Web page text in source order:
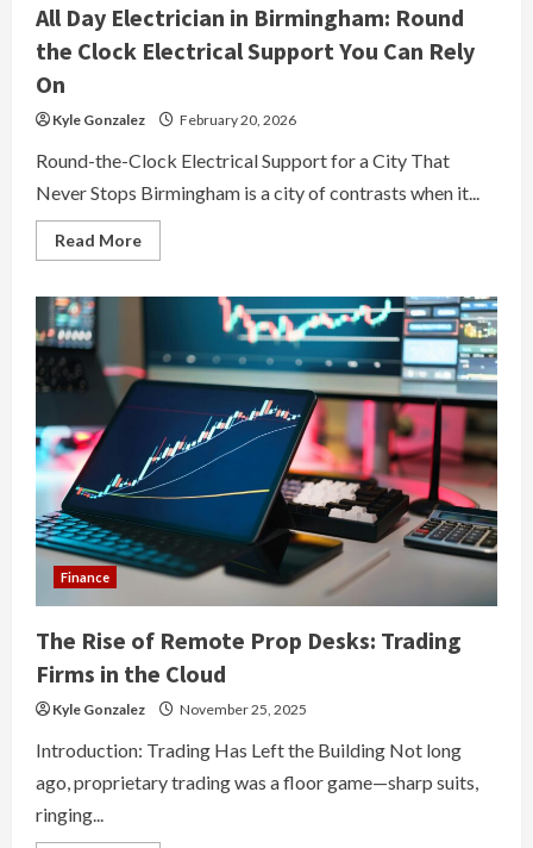
All Day Electrician in Birmingham: Round
the Clock Electrical Support You Can Rely
On
Kyle Gonzalez February 20, 2026
Round-the-Clock Electrical Support for a City That
Never Stops Birmingham is a city of contrasts when it...
Read MoreRead
more
Birmingham:
Round
the
Clock
Electrical
Support
You
Can
Rely
On
Finance
The Rise of Remote Prop Desks: Trading
Firms in the Cloud
Kyle Gonzalez November 25, 2025
Introduction: Trading Has Left the Building Not long
ago, proprietary trading was a floor game—sharp suits,
ringing...